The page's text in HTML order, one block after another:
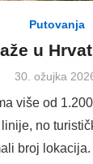
Putovanja
u
Posted
30. ožujka
više od
no
broj